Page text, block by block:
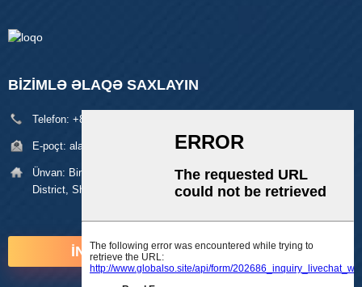
BIZIMLƏ ƏLAQƏ SAXLAYIN
Telefon: +86 18929329313
E-poçt: alan@pftworld.com
Ünvan: Bina 49, Fumin Sənaye Parkı, Pinghu Village, Longgang
District, Shenzhen Zip: 518111
İNDİ SORUŞUN